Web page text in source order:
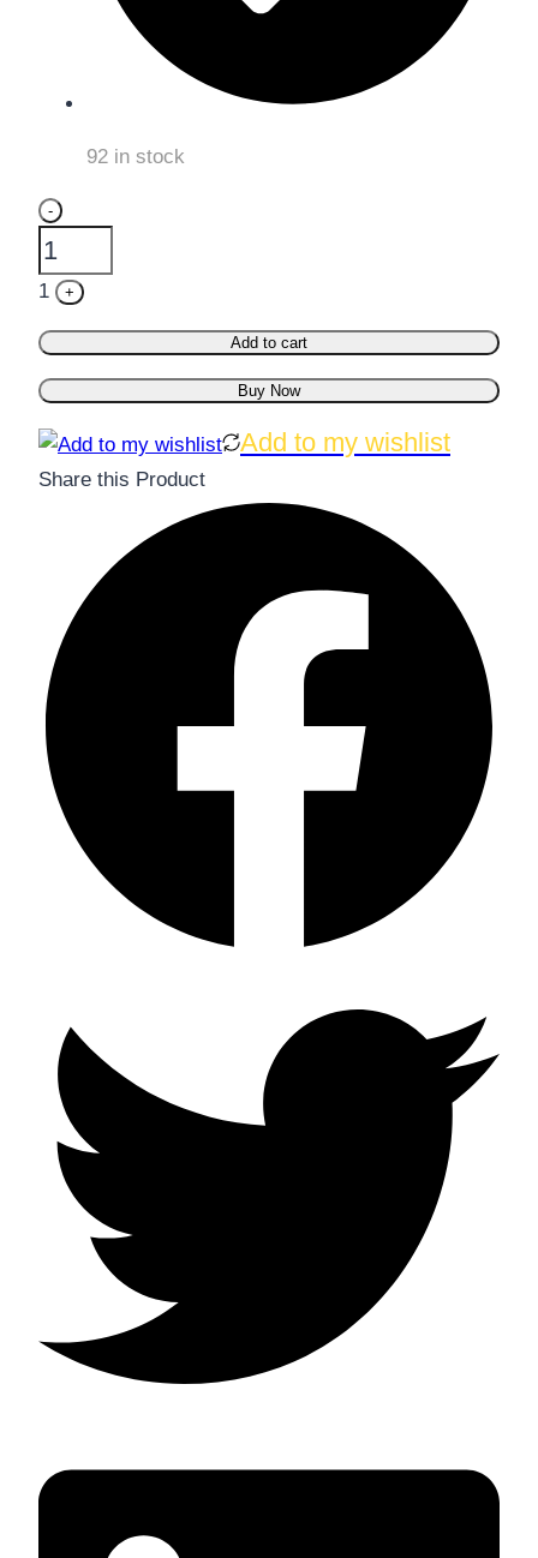
92 in stock
Quantity
-
1 +
Add to cart
Buy Now
Add to my wishlist
Share this Product